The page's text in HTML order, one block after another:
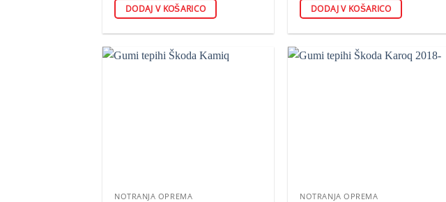
DODAJ V KOŠARICO DODAJ V KOŠARICO
NOTRANJA OPREMA NOTRANJA OPREMA